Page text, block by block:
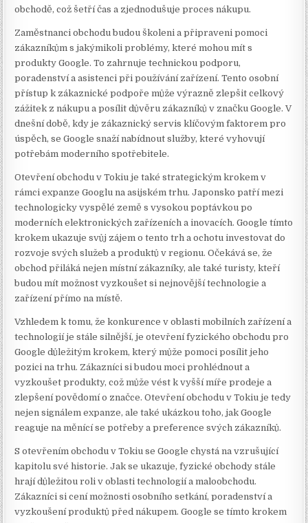
obchodě, což šetří čas a zjednodušuje proces nákupu.
Zaměstnanci obchodu budou školeni a připraveni pomoci
zákazníkům s jakýmikoli problémy, které mohou mít s
produkty Google. To zahrnuje technickou podporu,
poradenství a asistenci při používání zařízení. Tento osobní
přístup k zákaznické podpoře může výrazně zlepšit celkový
zážitek z nákupu a posílit důvěru zákazníků v značku Google. V
dnešní době, kdy je zákaznický servis klíčovým faktorem pro
úspěch, se Google snaží nabídnout služby, které vyhovují
potřebám moderního spotřebitele.
Otevření obchodu v Tokiu je také strategickým krokem v
rámci expanze Googlu na asijském trhu. Japonsko patří mezi
technologicky vyspělé země s vysokou poptávkou po
moderních elektronických zařízeních a inovacích. Google tímto
krokem ukazuje svůj zájem o tento trh a ochotu investovat do
rozvoje svých služeb a produktů v regionu. Očekává se, že
obchod přiláká nejen místní zákazníky, ale také turisty, kteří
budou mít možnost vyzkoušet si nejnovější technologie a
zařízení přímo na místě.
Vzhledem k tomu, že konkurence v oblasti mobilních zařízení a
technologií je stále silnější, je otevření fyzického obchodu pro
Google důležitým krokem, který může pomoci posílit jeho
pozici na trhu. Zákazníci si budou moci prohlédnout a
vyzkoušet produkty, což může vést k vyšší míře prodeje a
zlepšení povědomí o značce. Otevření obchodu v Tokiu je tedy
nejen signálem expanze, ale také ukázkou toho, jak Google
reaguje na měnící se potřeby a preference svých zákazníků.
S otevřením obchodu v Tokiu se Google chystá na vzrušující
kapitolu své historie. Jak se ukazuje, fyzické obchody stále
hrají důležitou roli v oblasti technologií a maloobchodu.
Zákazníci si cení možnosti osobního setkání, poradenství a
vyzkoušení produktů před nákupem. Google se tímto krokem